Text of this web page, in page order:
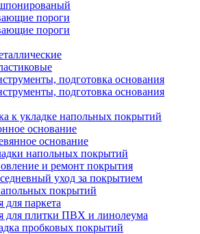
пороги
пороги
подготовка основания
подготовка основания
к укладке напольных покрытий
основание
основание
напольных покрытий
и ремонт покрытия
уход за покрытием
покрытий
для паркета
для плитки ПВХ и линолеума
пробковых покрытий